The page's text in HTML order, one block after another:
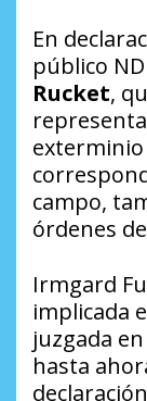
En
público
Rucket,
exterminio
campo,
órdenes
Irmgard
implicada
juzgada
hasta